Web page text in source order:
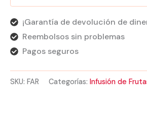
¡Garantía de devolución de
Reembolsos sin problemas
Pagos seguros
SKU: FAR Categorías: Infusión de